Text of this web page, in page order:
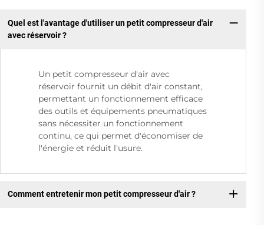
Quel est l'avantage d'utiliser un petit compresseur d'air
avec réservoir ?
Un petit compresseur d'air avec
réservoir fournit un débit d'air constant,
permettant un fonctionnement efficace
des outils et équipements pneumatiques
sans nécessiter un fonctionnement
continu, ce qui permet d'économiser de
l'énergie et réduit l'usure.
Comment entretenir mon petit compresseur d'air ?